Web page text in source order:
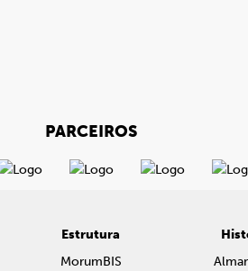
PARCEIROS
Estrutura
MorumBIS